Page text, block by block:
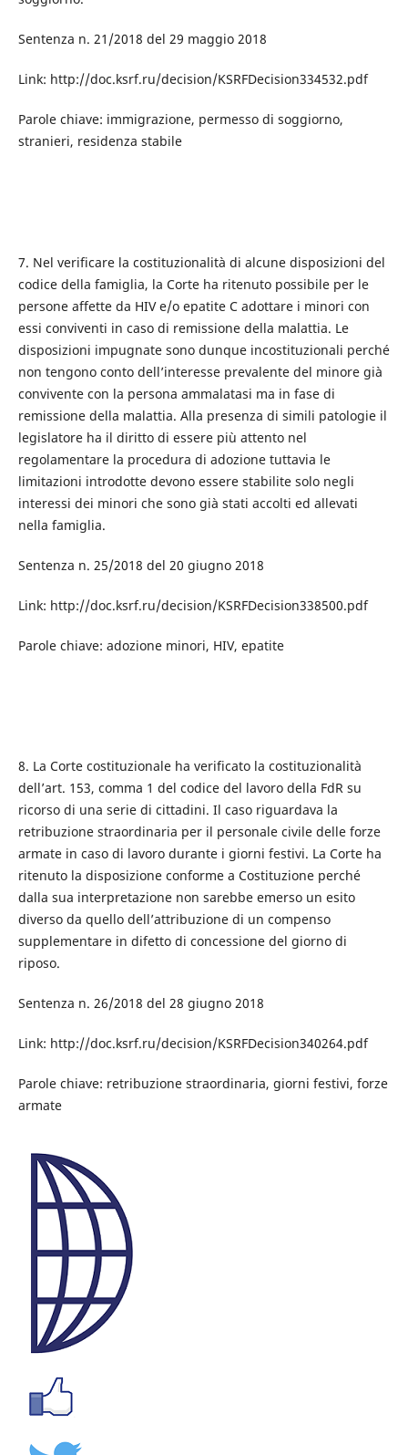
Sentenza n. 21/2018 del 29 maggio 2018
Link: http://doc.ksrf.ru/decision/KSRFDecision334532.pdf
Parole chiave: immigrazione, permesso di soggiorno,
stranieri, residenza stabile
7. Nel verificare la costituzionalità di alcune disposizioni del
codice della famiglia, la Corte ha ritenuto possibile per le
persone affette da HIV e/o epatite C adottare i minori con
essi conviventi in caso di remissione della malattia. Le
disposizioni impugnate sono dunque incostituzionali perché
non tengono conto dell’interesse prevalente del minore già
convivente con la persona ammalatasi ma in fase di
remissione della malattia. Alla presenza di simili patologie il
legislatore ha il diritto di essere più attento nel
regolamentare la procedura di adozione tuttavia le
limitazioni introdotte devono essere stabilite solo negli
interessi dei minori che sono già stati accolti ed allevati
nella famiglia.
Sentenza n. 25/2018 del 20 giugno 2018
Link: http://doc.ksrf.ru/decision/KSRFDecision338500.pdf
Parole chiave: adozione minori, HIV, epatite
8. La Corte costituzionale ha verificato la costituzionalità
dell’art. 153, comma 1 del codice del lavoro della FdR su
ricorso di una serie di cittadini. Il caso riguardava la
retribuzione straordinaria per il personale civile delle forze
armate in caso di lavoro durante i giorni festivi. La Corte ha
ritenuto la disposizione conforme a Costituzione perché
dalla sua interpretazione non sarebbe emerso un esito
diverso da quello dell’attribuzione di un compenso
supplementare in difetto di concessione del giorno di
riposo.
Sentenza n. 26/2018 del 28 giugno 2018
Link: http://doc.ksrf.ru/decision/KSRFDecision340264.pdf
Parole chiave: retribuzione straordinaria, giorni festivi, forze
armate